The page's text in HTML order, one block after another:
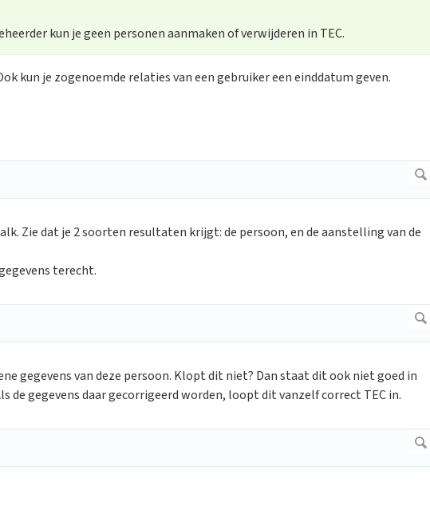
kun je geen personen aanmaken of verwijderen in TEC.
kun je zogenoemde relaties van een gebruiker een einddatum geven.
Zie dat je 2 soorten resultaten krijgt: de persoon, en de aanstelling van de
terecht.
gegevens van deze persoon. Klopt dit niet? Dan staat dit ook niet goed in
de gegevens daar gecorrigeerd worden, loopt dit vanzelf correct TEC in.